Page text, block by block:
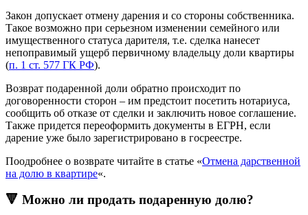
Закон допускает отмену дарения и со стороны собственника.
Такое возможно при серьезном изменении семейного или
имущественного статуса дарителя, т.е. сделка нанесет
непоправимый ущерб первичному владельцу доли квартиры
(п. 1 ст. 577 ГК РФ).
Возврат подаренной доли обратно происходит по
договоренности сторон – им предстоит посетить нотариуса,
сообщить об отказе от сделки и заключить новое соглашение.
Также придется переоформить документы в ЕГРН, если
дарение уже было зарегистрировано в госреестре.
Поодробнее о возврате читайте в статье «Отмена дарственной
на долю в квартире«.
🔻 Можно ли продать подаренную долю?